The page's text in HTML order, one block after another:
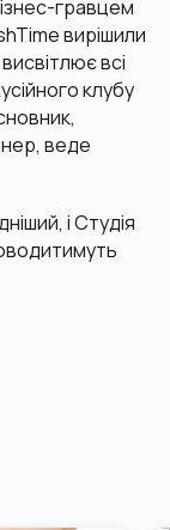
гравцем
вирішили
всі
клубу
веде
і Студія